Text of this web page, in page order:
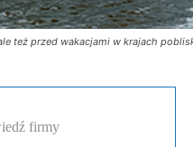
też przed wakacjami w krajach
firmy